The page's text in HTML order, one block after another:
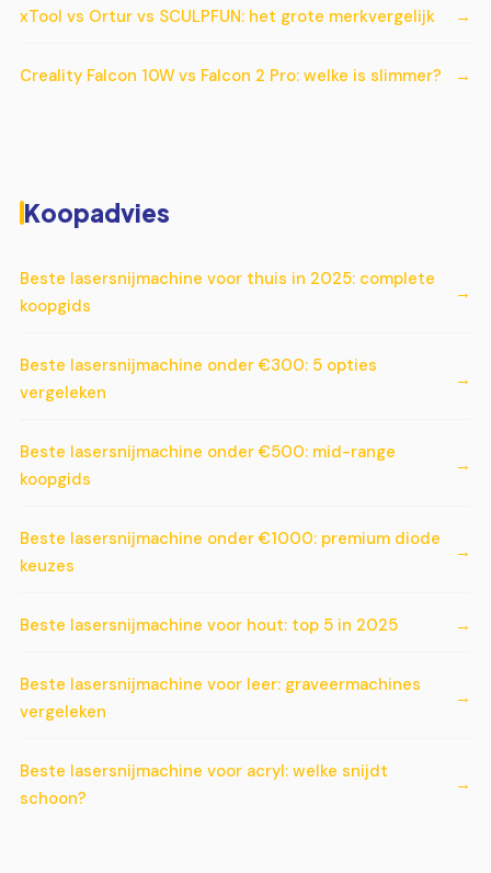
xTool vs Ortur vs SCULPFUN: het grote merkvergelijk
Creality Falcon 10W vs Falcon 2 Pro: welke is slimmer?
Koopadvies
Beste lasersnijmachine voor thuis in 2025: complete
koopgids
Beste lasersnijmachine onder €300: 5 opties
vergeleken
Beste lasersnijmachine onder €500: mid-range
koopgids
Beste lasersnijmachine onder €1000: premium diode
keuzes
Beste lasersnijmachine voor hout: top 5 in 2025
Beste lasersnijmachine voor leer: graveermachines
vergeleken
Beste lasersnijmachine voor acryl: welke snijdt
schoon?